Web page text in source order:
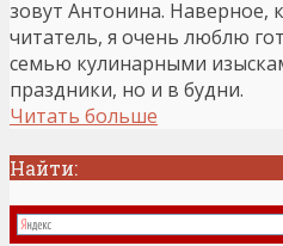
зовут Антонина. Наверное,
читатель, я очень люблю
семью кулинарными
праздники, но и в будни.
Читать больше
Найти: